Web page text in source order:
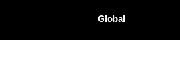
Global